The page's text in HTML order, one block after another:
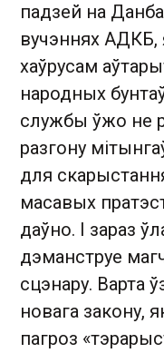
падзей на
вучэннях АДКБ,
хаўрусам
народных
службы ўжо не
разгону
для
масавых
даўно. І зараз
дэманструе
сцэнару. Варта
новага закону,
пагроз